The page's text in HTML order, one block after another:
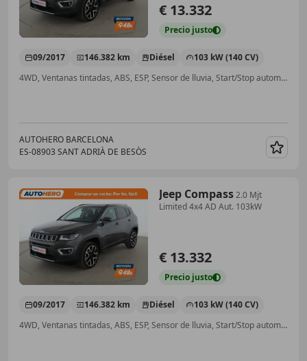
€ 13.332
Precio justo
09/2017 146.382 km Diésel
103 kW (140 CV)
4WD, Ventanas tintadas, ABS, ESP, Sensor de lluvia, Start/Stop automático, Faros antiniebla, Bluetooth
AUTOHERO BARCELONA
ES-08903 SANT ADRIÀ DE BESÒS
Jeep Compass2.0 Mjt
Limited 4x4 AD Aut. 103kW
€ 13.332
Precio justo
09/2017 146.382 km Diésel
103 kW (140 CV)
4WD, Ventanas tintadas, ABS, ESP, Sensor de lluvia, Start/Stop automático, Faros antiniebla, Bluetooth